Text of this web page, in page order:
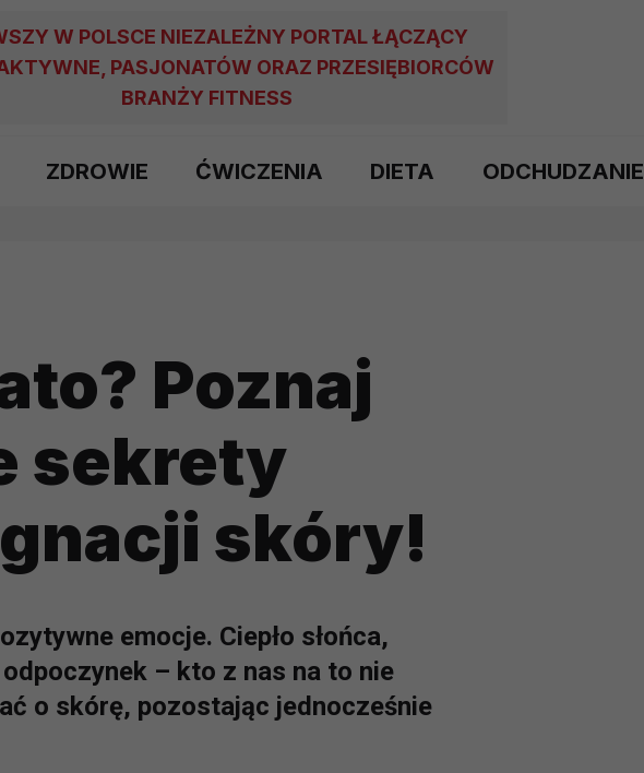
W POLSCE NIEZALEŻNY PORTAL ŁĄCZĄCY
PASJONATÓW ORAZ PRZESIĘBIORCÓW
BRANŻY FITNESS
ZDROWIE ĆWICZENIA DIETA ODCHUDZANIE
Poznaj
sekrety
skóry!
emocje. Ciepło słońca,
– kto z nas na to nie
o skórę, pozostając jednocześnie